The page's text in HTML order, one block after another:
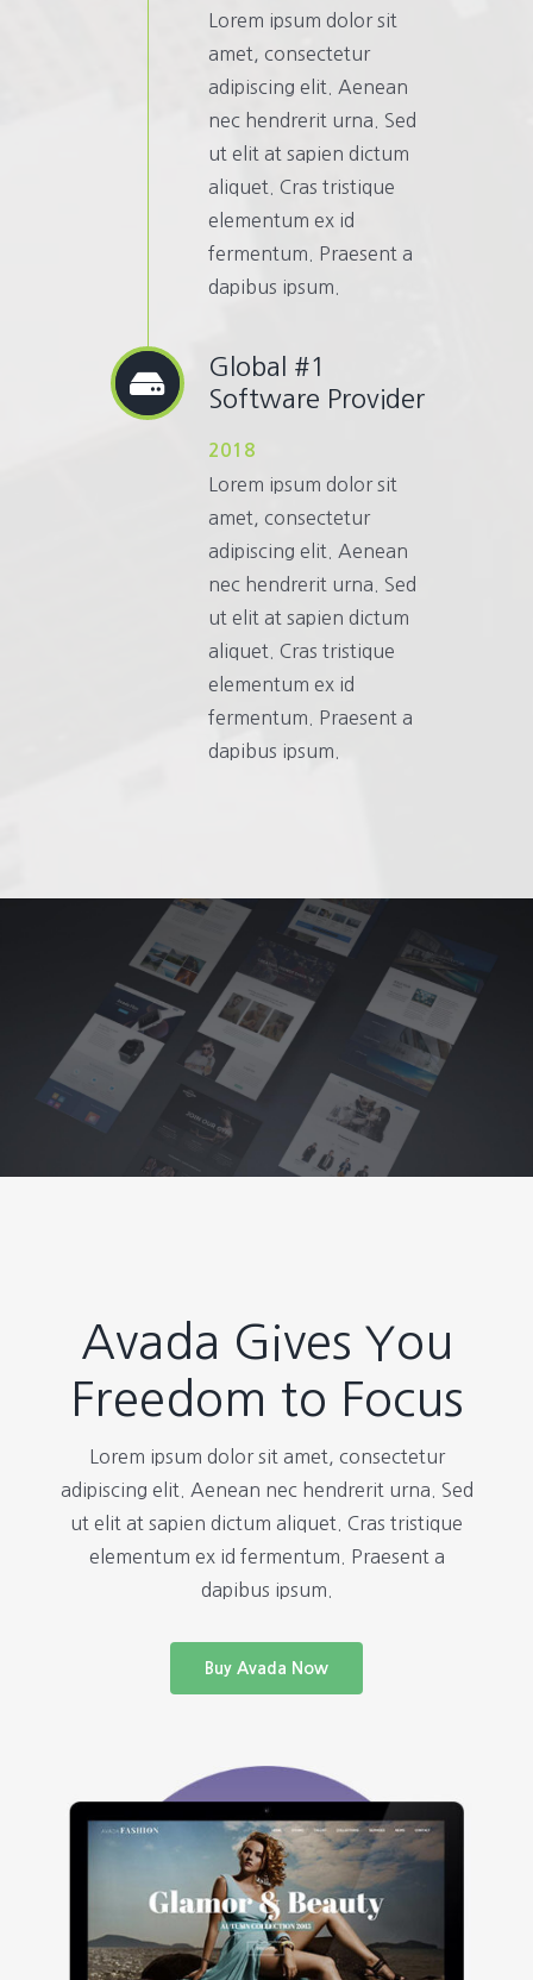
Lorem ipsum dolor sit
amet, consectetur
adipiscing elit. Aenean
nec hendrerit urna. Sed
ut elit at sapien dictum
aliquet. Cras tristique
elementum ex id
fermentum. Praesent a
dapibus ipsum.
Global #1
Software Provider
2018
Lorem ipsum dolor sit
amet, consectetur
adipiscing elit. Aenean
nec hendrerit urna. Sed
ut elit at sapien dictum
aliquet. Cras tristique
elementum ex id
fermentum. Praesent a
dapibus ipsum.
Avada Gives You
Freedom to Focus
Lorem ipsum dolor sit amet, consectetur
adipiscing elit. Aenean nec hendrerit urna. Sed
ut elit at sapien dictum aliquet. Cras tristique
elementum ex id fermentum. Praesent a
dapibus ipsum.
Buy Avada Now